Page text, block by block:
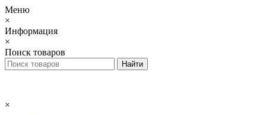
Меню
×
Информация
×
Поиск товаров
×